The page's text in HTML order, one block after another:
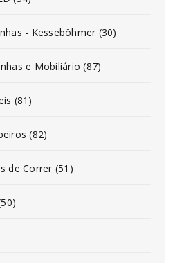
- Kesseböhmer (30)
e Mobiliário (87)
(81)
(82)
de Correr (51)